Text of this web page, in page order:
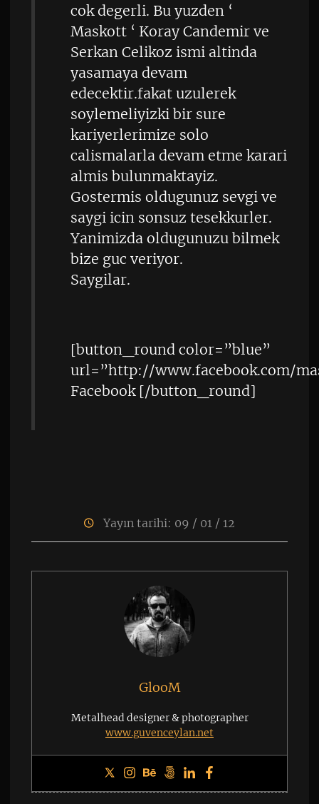
cok degerli. Bu yuzden ‘
Maskott ‘ Koray Candemir ve
Serkan Celikoz ismi altinda
yasamaya devam
edecektir.fakat uzulerek
soylemeliyizki bir sure
kariyerlerimize solo
calismalarla devam etme karari
almis bulunmaktayiz.
Gostermis oldugunuz sevgi ve
saygi icin sonsuz tesekkurler.
Yanimizda oldugunuzu bilmek
bize guc veriyor.
Saygilar.
[button_round color=”blue”
url=”http://www.facebook.com/
Facebook [/button_round]
Yayın tarihi: 09 / 01 / 12
GlooM
Metalhead designer & photographer
www.guvenceylan.net